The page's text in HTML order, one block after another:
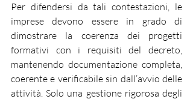
Per difendersi da tali contestazioni, le
imprese devono essere in grado di
dimostrare la coerenza dei progetti
formativi con i requisiti del decreto,
mantenendo documentazione completa,
coerente e verificabile sin dall’avvio delle
attività. Solo una gestione rigorosa degli